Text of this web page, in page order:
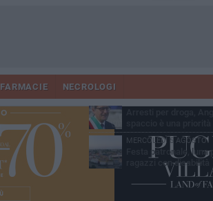
FARMACIE NECROLOGI
Due auto incendiate
SABATO 1 AGOSTO
MERCOLEDÌ 5 AGOSTO
Festa patronale, luna
ragazzi con disabilità